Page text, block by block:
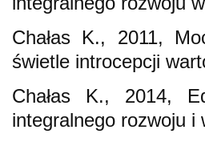
Chałas K., 2011,
świetle introcepcji
Chałas K., 2014,
integralnego rozwoju i